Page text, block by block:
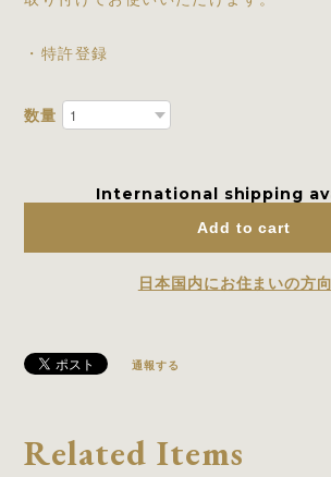
・特許登録
数量
International shipping
Add to cart
日本国内にお住まいの方
通報する
Related Items